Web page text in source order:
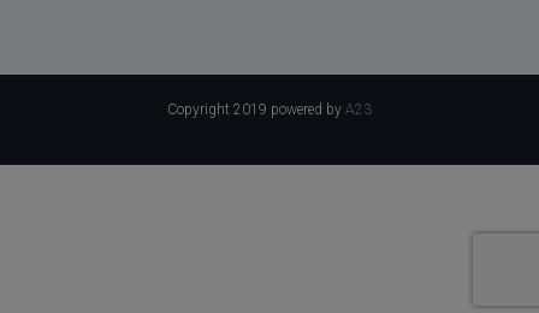
Copyright 2019 powered by A23